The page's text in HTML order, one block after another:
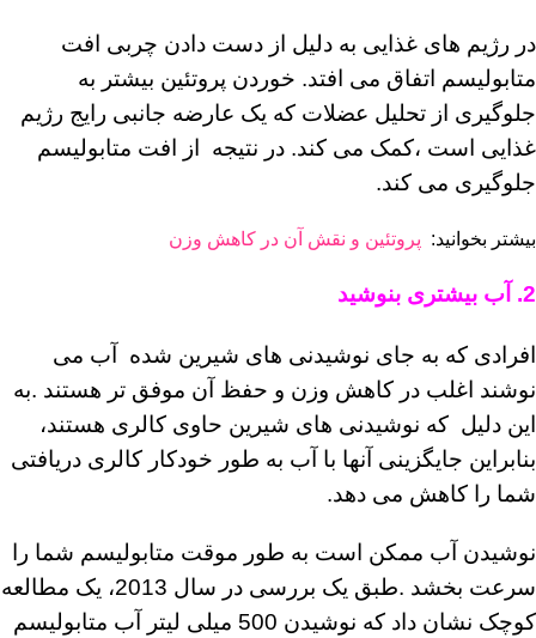
در رژیم های غذایی به دلیل از دست دادن چربی افت
متابولیسم اتفاق می افتد. خوردن پروتئین بیشتر به
جلوگیری از تحلیل عضلات که یک عارضه جانبی رایج رژیم
غذایی است ،کمک می کند. در نتیجه از افت متابولیسم
جلوگیری می کند.
بیشتر بخوانید: پروتئین و نقش آن در کاهش وزن
2. آب بیشتری بنوشید
افرادی که به جای نوشیدنی های شیرین شده آب می
نوشند اغلب در کاهش وزن و حفظ آن موفق تر هستند .به
این دلیل که نوشیدنی های شیرین حاوی کالری هستند،
بنابراین جایگزینی آنها با آب به طور خودکار کالری دریافتی
شما را کاهش می دهد.
نوشیدن آب ممکن است به طور موقت متابولیسم شما را
سرعت بخشد .طبق یک بررسی در سال 2013، یک مطالعه
کوچک نشان داد که نوشیدن 500 میلی لیتر آب متابولیسم